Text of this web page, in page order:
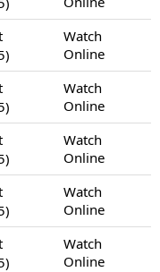
Watch
Online
Watch
Online
Watch
Online
Watch
Online
Watch
Online